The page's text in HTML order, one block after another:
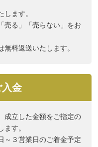
ます。
売る」「売らない」をお
無料返送いたします。
金
成立した金額をご指定の
す。
～３営業日のご着金予定